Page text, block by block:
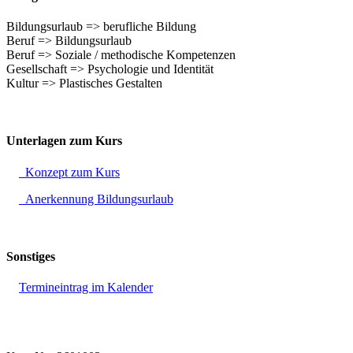
Bildungsurlaub => berufliche Bildung
Beruf => Bildungsurlaub
Beruf => Soziale / methodische Kompetenzen
Gesellschaft => Psychologie und Identität
Kultur => Plastisches Gestalten
Unterlagen zum Kurs
Konzept zum Kurs
Anerkennung Bildungsurlaub
Sonstiges
Termineintrag im Kalender